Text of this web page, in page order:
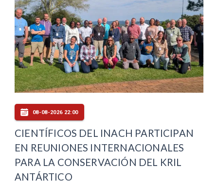
08-08-2026 22:00
CIENTÍFICOS DEL INACH PARTICIPAN
EN REUNIONES INTERNACIONALES
PARA LA CONSERVACIÓN DEL KRIL
ANTÁRTICO